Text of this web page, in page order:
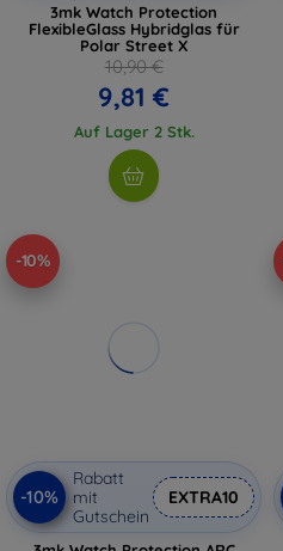
3mk Watch Protection
FlexibleGlass Hybridglas für
Polar Street X
10,90 €
9,81 €
Auf Lager 2 Stk.
-10%
-10%
Rabatt
mit
Gutschein
EXTRA10